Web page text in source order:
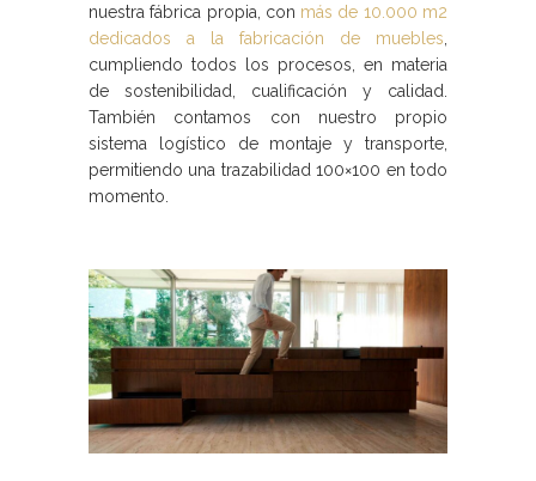
nuestra fábrica propia, con más de 10.000 m2
dedicados a la fabricación de muebles
cumpliendo todos los procesos, en materia
de sostenibilidad, cualificación y calidad.
También contamos con nuestro propio
sistema logístico de montaje y transporte,
permitiendo una trazabilidad 100×100 en todo
momento.